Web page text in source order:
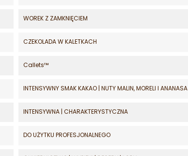
WOREK Z ZAMKNIĘCIEM
CZEKOLADA W KALETKACH
Callets™
INTENSYWNY SMAK KAKAO | NUTY MALIN, MORELI I ANANASA
INTENSYWNA | CHARAKTERYSTYCZNA
DO UŻYTKU PROFESJONALNEGO